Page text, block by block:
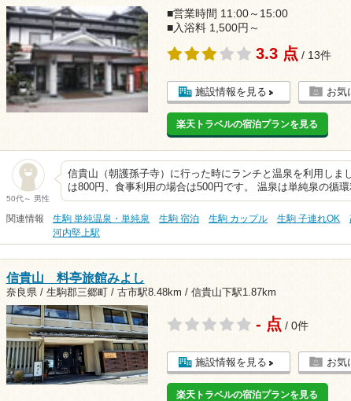
■営業時間 11:00～15:00
■入浴料 1,500円～
3.3 点 / 13件
施設情報を見る お気
楽天トラベルの宿泊プランを見る
50代～ 男性
信貴山（朝護孫子寺）に行った時にランチと温泉を利用しま
は800円、食事利用の場合は500円です。 温泉は単純泉の循
関連情報 生駒 単純温泉・単純泉 生駒 宿泊 生駒 カップル 生駒 子連れOK
河内堅上駅
信貴山 料亭旅館みよし
奈良県 / 生駒郡三郷町 / 古市駅8.48km / 信貴山下駅1.87km
- 点 / 0件
施設情報を見る お気
楽天トラベルの宿泊プランを見る